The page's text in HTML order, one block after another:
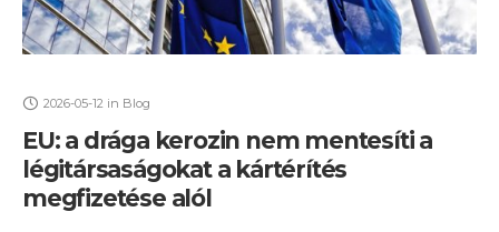
2026-05-12 in Blog
EU: a drága kerozin nem mentesíti a
légitársaságokat a kártérítés
megfizetése alól